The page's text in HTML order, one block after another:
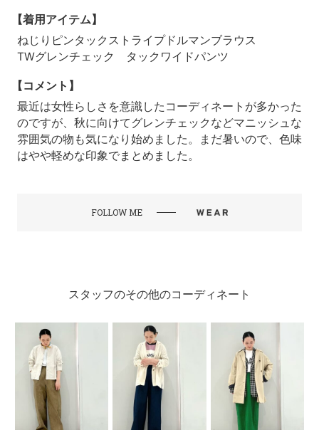
【着用アイテム】
ねじりピンタックストライプドルマンブラウス
TWグレンチェック タックワイドパンツ
【コメント】
最近は女性らしさを意識したコーディネートが多かった
のですが、秋に向けてグレンチェックなどマニッシュな
雰囲気の物も気になり始めました。まだ暑いので、色味
はやや軽めな印象でまとめました。
FOLLOW ME
スタッフのその他のコーディネート